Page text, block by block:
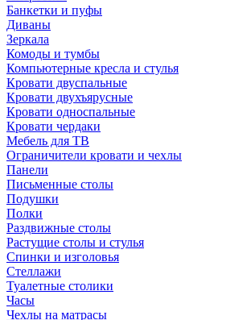
Банкетки и пуфы
Диваны
Зеркала
Комоды и тумбы
Компьютерные кресла и стулья
Кровати двуспальные
Кровати двухъярусные
Кровати односпальные
Кровати чердаки
Мебель для ТВ
Ограничители кровати и чехлы
Панели
Письменные столы
Подушки
Полки
Раздвижные столы
Растущие столы и стулья
Спинки и изголовья
Стеллажи
Туалетные столики
Часы
Чехлы на матрасы